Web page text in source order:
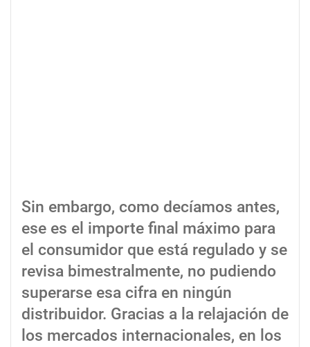
Sin embargo, como decíamos antes,
ese es el importe final máximo para
el consumidor que está regulado y se
revisa bimestralmente, no pudiendo
superarse esa cifra en ningún
distribuidor. Gracias a la relajación de
los mercados internacionales, en los